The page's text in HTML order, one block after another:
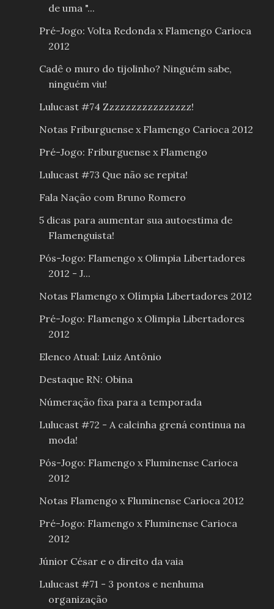
de uma "...
Pré-Jogo: Volta Redonda x Flamengo Carioca
2012
Cadê o muro do tijolinho? Ninguém sabe,
ninguém viu!
Lulucast #74 Zzzzzzzzzzzzzzzz!
Notas Friburguense x Flamengo Carioca 2012
Pré-Jogo: Friburguense x Flamengo
Lulucast #73 Que não se repita!
Fala Nação com Bruno Romero
5 dicas para aumentar sua autoestima de
Flamenguista!
Pós-Jogo: Flamengo x Olimpia Libertadores
2012 - J...
Notas Flamengo x Olímpia Libertadores 2012
Pré-Jogo: Flamengo x Olimpia Libertadores
2012
Elenco Atual: Luiz Antônio
Destaque RN: Obina
Númeração fixa para a temporada
Lulucast #72 - A calcinha grená continua na
moda!
Pós-Jogo: Flamengo x Fluminense Carioca
2012
Notas Flamengo x Fluminense Carioca 2012
Pré-Jogo: Flamengo x Fluminense Carioca
2012
Júnior César e o direito da vaia
Lulucast #71 - 3 pontos e nenhuma
organização